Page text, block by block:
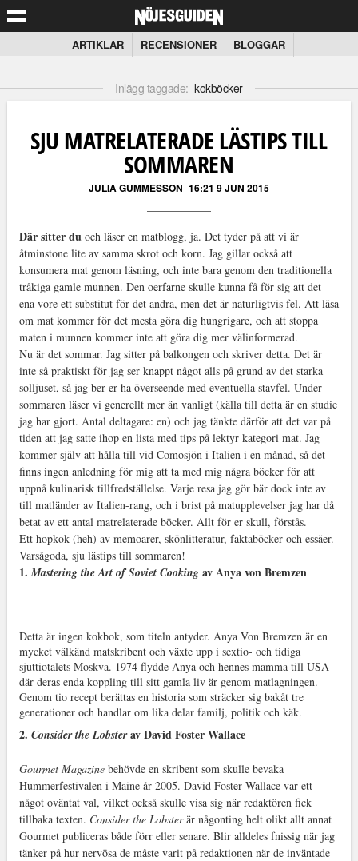
ARTIKLAR RECENSIONER BLOGGAR
Inlägg taggade: kokböcker
SJU MATRELATERADE LÄSTIPS TILL
SOMMAREN
JULIA GUMMESSON 16:21 9 JUN 2015
Där sitter du och läser en matblogg, ja. Det tyder på att vi är
åtminstone lite av samma skrot och korn. Jag gillar också att
konsumera mat genom läsning, och inte bara genom den traditionella
tråkiga gamle munnen. Den oerfarne skulle kunna få för sig att det
ena vore ett substitut för det andra, men det är naturligtvis fel. Att läsa
om mat kommer för det mesta göra dig hungrigare, och att stoppa
maten i munnen kommer inte att göra dig mer välinformerad.
Nu är det sommar. Jag sitter på balkongen och skriver detta. Det är
inte så praktiskt för jag ser knappt något alls på grund av det starka
solljuset, så jag ber er ha överseende med eventuella stavfel. Under
sommaren läser vi generellt mer än vanligt (källa till detta är en studie
jag har gjort. Antal deltagare: en) och jag tänkte därför att det var på
tiden att jag satte ihop en lista med tips på lektyr kategori mat. Jag
kommer själv att hålla till vid Comosjön i Italien i en månad, så det
finns ingen anledning för mig att ta med mig några böcker för att
uppnå kulinarisk tillfredställelse. Varje resa jag gör bär dock inte av
till matländer av Italien-rang, och i brist på matupplevelser jag har då
betat av ett antal matrelaterade böcker. Allt för er skull, förstås.
Ett hopkok (heh) av memoarer, skönlitteratur, faktaböcker och essäer.
Varsågoda, sju lästips till sommaren!
1.Mastering the Art of Soviet Cookingav Anya von Bremzen
Detta är ingen kokbok, som titeln antyder. Anya Von Bremzen är en
mycket välkänd matskribent och växte upp i sextio- och tidiga
sjuttiotalets Moskva. 1974 flydde Anya och hennes mamma till USA
där deras enda koppling till sitt gamla liv är genom matlagningen.
Genom tio recept berättas en historia som sträcker sig bakåt tre
generationer och handlar om lika delar familj, politik och käk.
2. Consider the Lobsterav David Foster Wallace
Gourmet Magazinebehövde en skribent som skulle bevaka
Hummerfestivalen i Maine år 2005. David Foster Wallace var ett
något oväntat val, vilket också skulle visa sig när redaktören fick
tillbaka texten. Consider the Lobsterär någonting helt olikt allt annat
Gourmet publiceras både förr eller senare. Blir alldeles fnissig när jag
tänker på hur nervösa de måste varit på redaktionen när de inväntade